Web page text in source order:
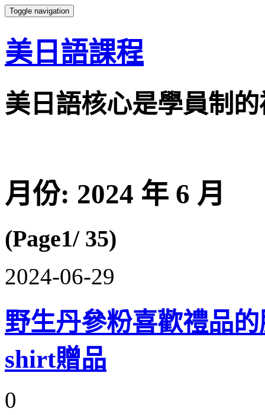
Toggle navigation
美日語課程
美日語核心是學員制
月份: 2024 年 6 月
(Page1/ 35)
2024-06-29
野生丹參粉喜歡禮品
shirt贈品
0